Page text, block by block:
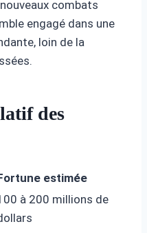
combats
engagé dans une
loin de la
des
estimée
à 200 millions de